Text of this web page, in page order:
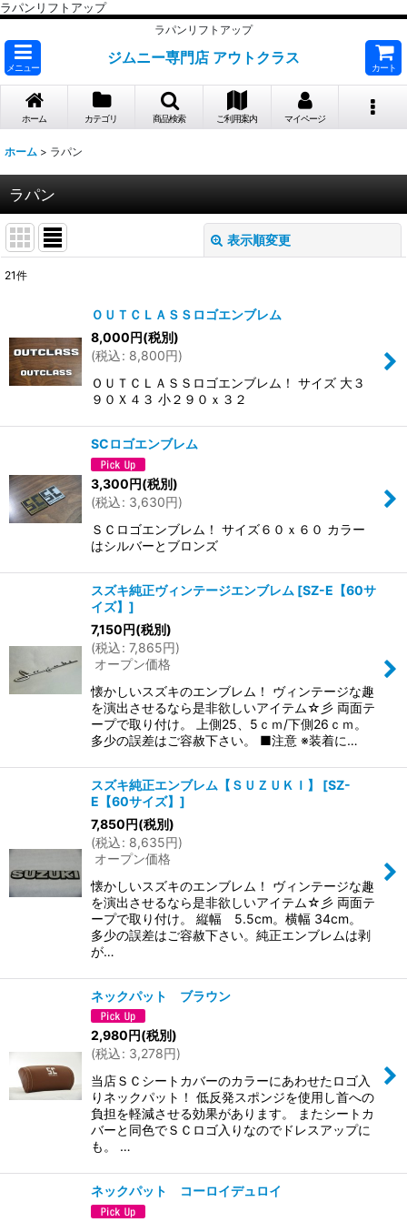
ラパンリフトアップ
ラパンリフトアップ
メニュー
ジムニー専門店 アウトクラス
カート
ホーム カテゴリ 商品検索 ご利用案内 マイページ
ホーム > ラパン
ラパン
表示順変更
並び順:
絞り込む
21件
ＯＵＴＣＬＡＳＳロゴエンブレム
8,000円(税別)
(税込: 8,800円)
ＯＵＴＣＬＡＳＳロゴエンブレム！ サイズ 大３
９０Ｘ４３ 小２９０ｘ３２
SCロゴエンブレム
3,300円(税別)
(税込: 3,630円)
ＳＣロゴエンブレム！ サイズ６０ｘ６０ カラー
はシルバーとブロンズ
スズキ純正ヴィンテージエンブレム [SZ-E【60サ
イズ】 ]
7,150円(税別)
(税込: 7,865円)
オープン価格
懐かしいスズキのエンブレム！ ヴィンテージな趣
を演出させるなら是非欲しいアイテム☆彡 両面テ
ープで取り付け。 上側25、5ｃｍ/下側26ｃｍ。
多少の誤差はご容赦下さい。 ■注意 ※装着に…
スズキ純正エンブレム【ＳＵＺＵＫＩ】 [SZ-
E【60サイズ】 ]
7,850円(税別)
(税込: 8,635円)
オープン価格
懐かしいスズキのエンブレム！ ヴィンテージな趣
を演出させるなら是非欲しいアイテム☆彡 両面テ
ープで取り付け。 縦幅 5.5cm。横幅 34cm。
多少の誤差はご容赦下さい。純正エンブレムは剥
が…
ネックパット ブラウン
2,980円(税別)
(税込: 3,278円)
当店ＳＣシートカバーのカラーにあわせたロゴ入
りネックパット！ 低反発スポンジを使用し首への
負担を軽減させる効果があります。 またシートカ
バーと同色でＳＣロゴ入りなのでドレスアップに
も。 …
ネックパット コーロイデュロイ